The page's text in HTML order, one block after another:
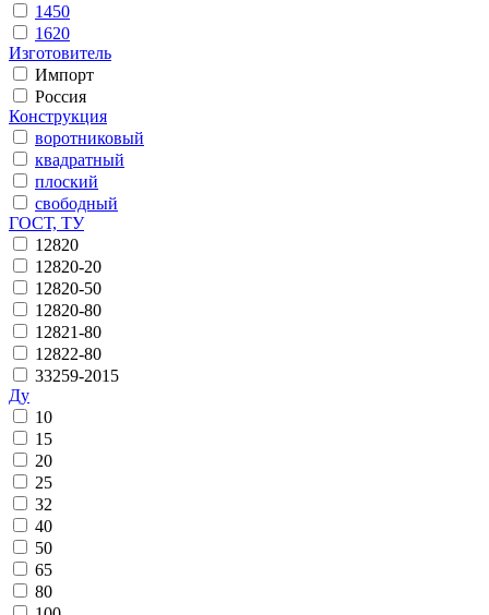
1450
1620
Изготовитель
Импорт
Россия
Конструкция
воротниковый
квадратный
плоский
свободный
ГОСТ, ТУ
12820
12820-20
12820-50
12820-80
12821-80
12822-80
33259-2015
Ду
10
15
20
25
32
40
50
65
80